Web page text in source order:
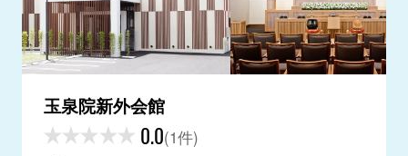
玉泉院新外会館
0.0(1件)